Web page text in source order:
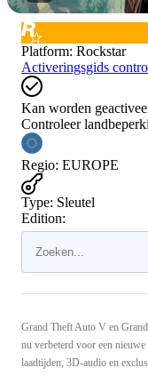
Platform: Rockstar
Activeringsgids
Kan worden
Controleer
Regio: EUROPE
Type: Sleutel
Edition:
Grand Theft Auto V en
nu verbeterd voor een
laadtijden, 3D-audio en